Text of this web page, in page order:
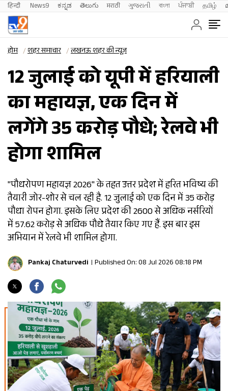
हिन्दी News9 ಕನ್ನಡ తెలుగు मराठी ગુજરાતી বাংলা ਪੰਜਾਬੀ தமிழ்
होम शहर समाचार लखनऊ शहर की न्यूज़
12 जुलाई को यूपी में हरियाली
का महायज्ञ, एक दिन में
लगेंगे 35 करोड़ पौधे; रेलवे भी
होगा शामिल
"पौधरोपण महायज्ञ 2026" के तहत उत्तर प्रदेश में हरित भविष्य की
तैयारी जोर-शोर से चल रही है. 12 जुलाई को एक दिन में 35 करोड़
पौधा रोपन होगा. इसके लिए प्रदेश की 2600 से अधिक नर्सरियों
में 57.62 करोड़ से अधिक पौधे तैयार किए गए हैं. इस बार इस
अभियान में रेलवे भी शामिल होगा.
Pankaj Chaturvedi Published On: 08 Jul 2026 08:18 PM